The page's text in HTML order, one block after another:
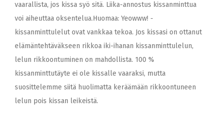
vaarallista, jos kissa syö sitä. Liika-annostus kissanminttua
voi aiheuttaa oksentelua.Huomaa: Yeowww! -
kissanminttulelut ovat vankkaa tekoa. Jos kissasi on ottanut
elämäntehtäväkseen rikkoa iki-ihanan kissanminttulelun,
lelun rikkoontuminen on mahdollista. 100 %
kissanminttutäyte ei ole kissalle vaaraksi, mutta
suosittelemme siitä huolimatta keräämään rikkoontuneen
lelun pois kissan leikeistä.